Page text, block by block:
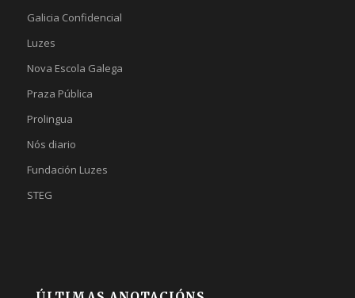
Galicia Confidencial
Luzes
Nova Escola Galega
Praza Pública
Prolingua
Nós diario
Fundación Luzes
STEG